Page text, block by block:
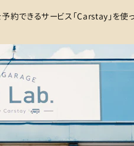
できるサービス「Carstay」を使